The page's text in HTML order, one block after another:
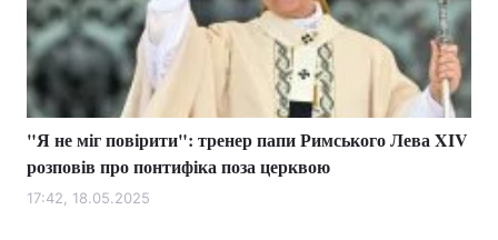
"Я не міг повірити": тренер папи Римського Лева XIV
розповів про понтифіка поза церквою
17:42, 18.05.2025